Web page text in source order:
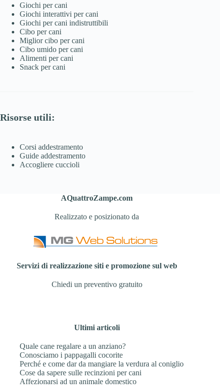
Giochi per cani
Giochi interattivi per cani
Giochi per cani indistruttibili
Cibo per cani
Miglior cibo per cani
Cibo umido per cani
Alimenti per cani
Snack per cani
Risorse utili:
Corsi addestramento
Guide addestramento
Accogliere cuccioli
AQuattroZampe.com
Realizzato e posizionato da
Servizi di realizzazione siti e promozione sul web
Chiedi un preventivo gratuito
Ultimi articoli
Quale cane regalare a un anziano?
Conosciamo i pappagalli cocorite
Perché e come dar da mangiare la verdura al coniglio
Cose da sapere sulle recinzioni per cani
Affezionarsi ad un animale domestico